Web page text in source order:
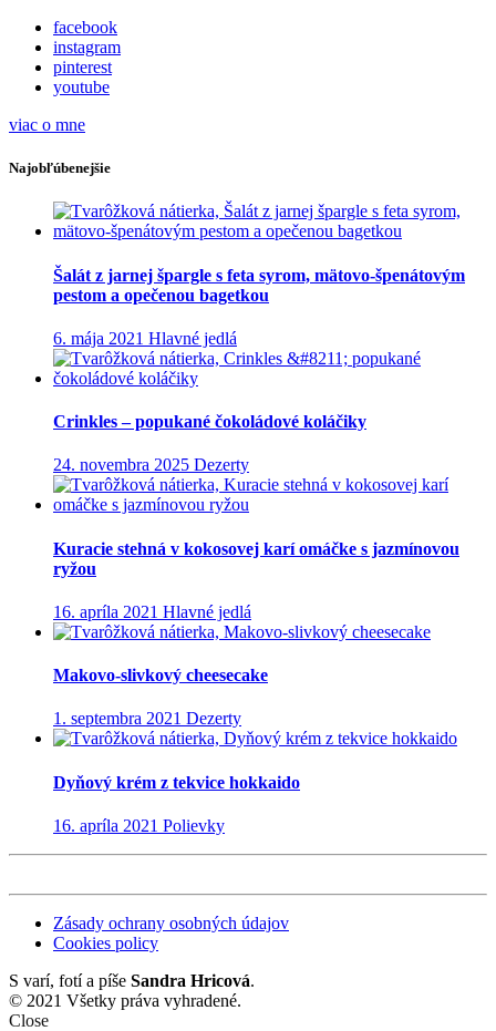
facebook
instagram
pinterest
youtube
viac o mne
Najobľúbenejšie
Šalát z jarnej špargle s feta syrom, mätovo-špenátovým
pestom a opečenou bagetkou
6. mája 2021 Hlavné jedlá
Crinkles – popukané čokoládové koláčiky
24. novembra 2025 Dezerty
Kuracie stehná v kokosovej karí omáčke s jazmínovou
ryžou
16. apríla 2021 Hlavné jedlá
Makovo-slivkový cheesecake
1. septembra 2021 Dezerty
Dyňový krém z tekvice hokkaido
16. apríla 2021 Polievky
Zásady ochrany osobných údajov
Cookies policy
S varí, fotí a píše Sandra Hricová.
© 2021 Všetky práva vyhradené.
Close